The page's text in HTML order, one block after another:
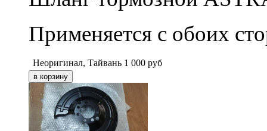
Применяется с обоих
Неоригинал, Тайвань 1 000 руб